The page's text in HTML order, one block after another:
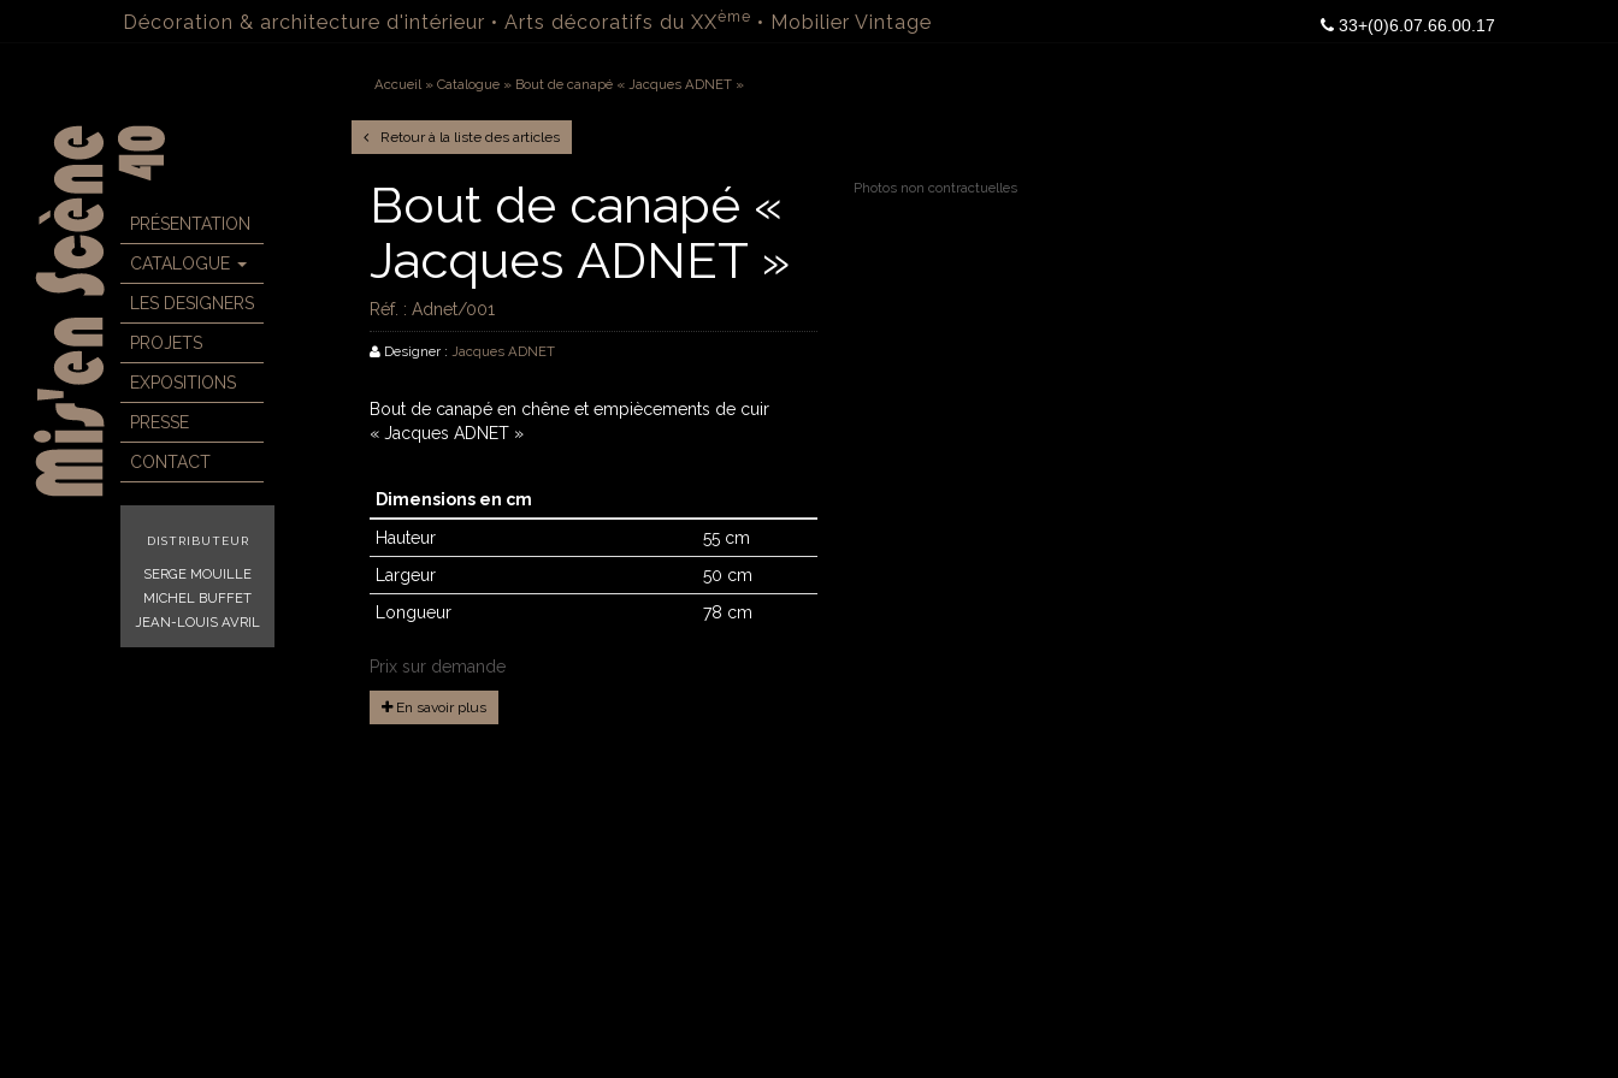
Décoration & architecture d'intérieur • Arts décoratifs du XXème • Mobilier Vintage
PRÉSENTATION
CATALOGUE
LES DESIGNERS
PROJETS
EXPOSITIONS
PRESSE
CONTACT
33+(0)6.07.66.00.17
DISTRIBUTEUR
SERGE MOUILLE
MICHEL BUFFET
JEAN-LOUIS AVRIL
Accueil» Catalogue » Bout de canapé « Jacques ADNET »
Retour à la liste des articles
Bout de canapé «
Jacques ADNET »
Réf. : Adnet/001
Designer : Jacques ADNET
Bout de canapé en chêne et empiècements de cuir
« Jacques ADNET »
Dimensions en cm
Hauteur
55 cm
Largeur
50 cm
Longueur
78 cm
Prix sur demande
En savoir plus
Photos non contractuelles